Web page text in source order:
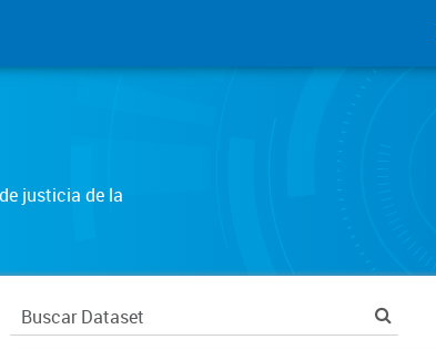
justicia de la